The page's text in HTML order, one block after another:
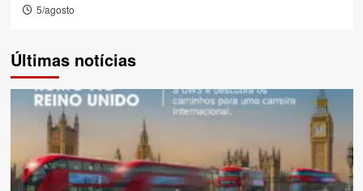
5/agosto
Últimas notícias